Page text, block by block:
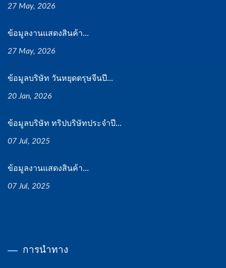
27 May, 2026
ข้อมูลงานแสดงสินค้า...
27 May, 2026
ข้อมูลบริษัท วันหยุดตรุษจีนปี...
20 Jan, 2026
ข้อมูลบริษัท ทริปบริษัทประจำปี...
07 Jul, 2025
ข้อมูลงานแสดงสินค้า...
07 Jul, 2025
การนำทาง